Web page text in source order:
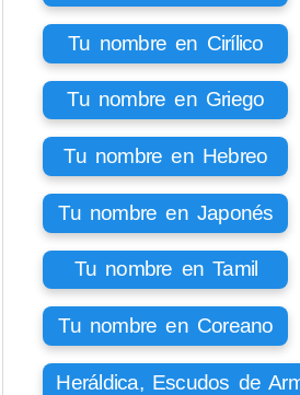
Tu nombre en Cirílico
Tu nombre en Griego
Tu nombre en Hebreo
Tu nombre en Japonés
Tu nombre en Tamil
Tu nombre en Coreano
Heráldica, Escudos de